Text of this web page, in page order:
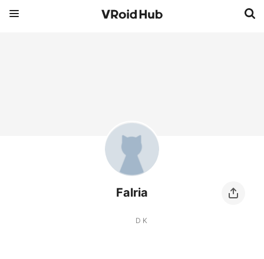
Falria
D K